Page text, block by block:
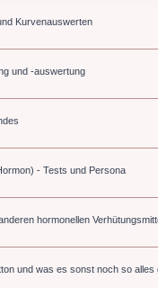
Kurvenauswerten
und -auswertung
- Tests und Persona
hormonellen
und was es sonst noch so alles